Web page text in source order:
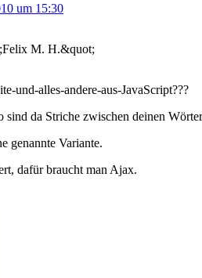
um 15:30
M. H.&quot;
und-alles-andere-aus-JavaScript???
sind da Striche zwischen deinen
genannte Variante.
dafür braucht man Ajax.